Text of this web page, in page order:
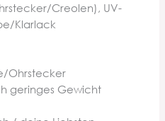
Creolen), UV-
Klarlack
Ohrstecker
geringes Gewicht